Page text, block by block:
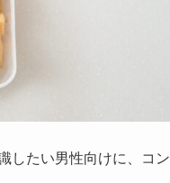
したい男性向けに、コン